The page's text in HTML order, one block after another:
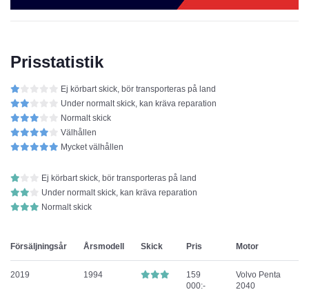
Prisstatistik
Ej körbart skick, bör transporteras på land
Under normalt skick, kan kräva reparation
Normalt skick
Välhållen
Mycket välhållen
Ej körbart skick, bör transporteras på land
Under normalt skick, kan kräva reparation
Normalt skick
Försäljningsår Årsmodell Skick Pris Motor
2019 1994
159
000:-
Volvo Penta
2040